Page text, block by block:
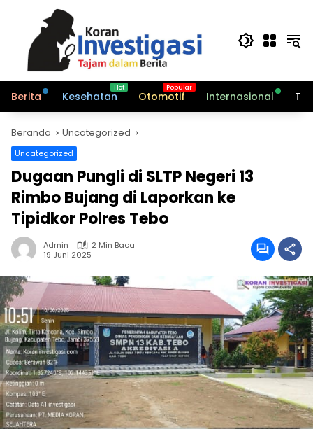
Berita Kesehatan Otomotif Internasional
Beranda Uncategorized
Uncategorized
Dugaan Pungli di SLTP Negeri 13
Rimbo Bujang di Laporkan ke
Tipidkor Polres Tebo
Admin
2 Min Baca
19 Juni 2025